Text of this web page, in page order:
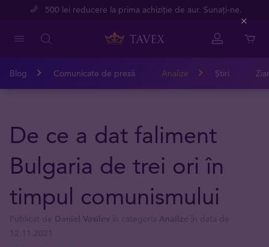
500 lei reducere la prima achiziție de aur. Sunați-ne.
Blog Comunicate de presă Analize Știri
De ce a dat faliment
Bulgaria de trei ori în
timpul comunismului
Close